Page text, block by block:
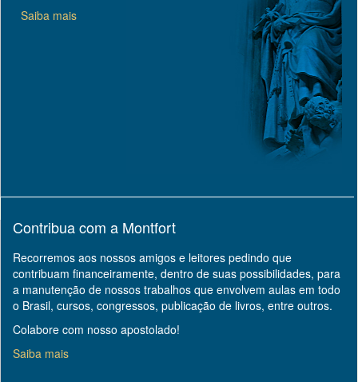
Saiba mais
Contribua com a Montfort
Recorremos aos nossos amigos e leitores pedindo que
contribuam financeiramente, dentro de suas possibilidades, para
a manutenção de nossos trabalhos que envolvem aulas em todo
o Brasil, cursos, congressos, publicação de livros, entre outros.
Colabore com nosso apostolado!
Saiba mais